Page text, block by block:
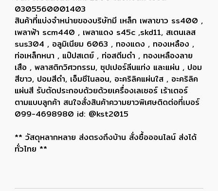
0305560001403
สินค้าที่แบ่งจำหน่ายของบริษัทมี เหล็ก เพลาขาว ss400 ,
เพลาฟ้า scm440 , เพลาแดง s45c ,skd11, สเตนเลส
sus304 , อลูมิเนียม 6063 , ทองแดง , ทองเหลือง ,
ท่อเหล็กหนา , แป๊ปสเตย์ , ท่อสตีมดำ , ทองเหลืองลาย
เสือ , พลาสติกวิศวกรรม, ซุปเปอร์ลีนแท่ง และแผ่น , ปอม
สีขาว, ปอมสีดำ, เอ็มซีไนลอน, อะคริลิคแผ่นใส , อะคริลิค
แผ่นสี รับตัดประกอบด้วยด้วยเครื่องเลเซอร์ เร้าเตอร์
ตามแบบลูกค้า สนใจสั่งสินค้าความยาวพิเศษติดต่อที่เบอร์
099-4698980 id: @kst2015
** วัสดุหลากหลาย ส่งตรงถึงบ้าน สั่งซื้อออนไลน์ ส่งได้
ทั่วไทย **